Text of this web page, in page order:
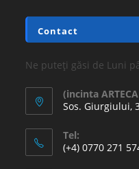
Contact
Ne puteți găsi de Luni
(incinta
Sos. Giurgiului,
Tel:
(+4) 0770 271